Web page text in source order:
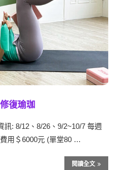
復瑜珈
: 8/12、8/26、9/2~10/7 每週
用＄6000元 (單堂80 …
閱讀全文